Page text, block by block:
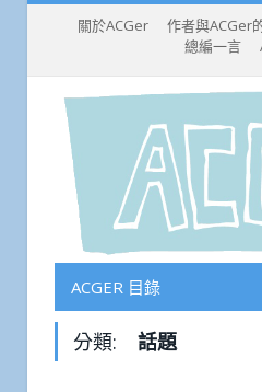
關於ACGer 作者與ACGer
總編一言
ACGER 目錄
分類: 話題